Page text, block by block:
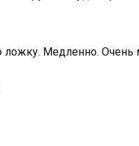
Медленно. Очень